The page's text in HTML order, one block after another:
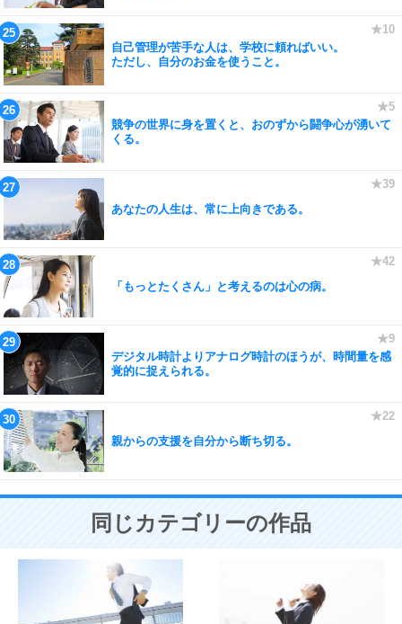
自己管理が苦手な人は、学校に頼ればいい。
ただし、自分のお金を使うこと。
競争の世界に身を置くと、おのずから闘争心が湧いて
くる。
あなたの人生は、常に上向きである。
「もっとたくさん」と考えるのは心の病。
デジタル時計よりアナログ時計のほうが、時間量を感
覚的に捉えられる。
親からの支援を自分から断ち切る。
同じカテゴリーの作品